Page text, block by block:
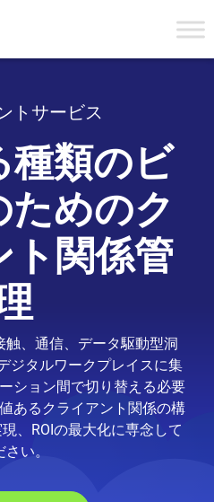
トサービス
種類のビ
ためのク
ト関係管
、通信、データ駆動型洞
ジタルワークプレイスに集
ション間で切り替える必要
あるクライアント関係の構
、ROIの最大化に専念して
さい。